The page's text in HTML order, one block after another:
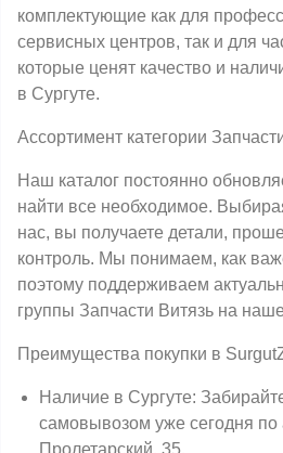
комплектующие как для
сервисных центров, так и для
которые ценят качество и
в Сургуте.
Ассортимент категории
Наш каталог постоянно
найти все необходимое.
нас, вы получаете детали,
контроль. Мы понимаем, как
поэтому поддерживаем
группы Запчасти Витязь на
Преимущества покупки в
Наличие в Сургуте:
самовывозом уже сегодня по
Пролетарский, 35.